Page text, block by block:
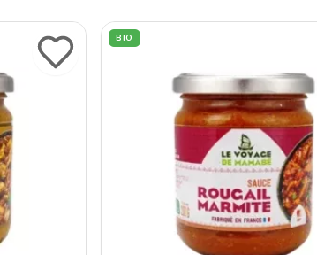
BIO